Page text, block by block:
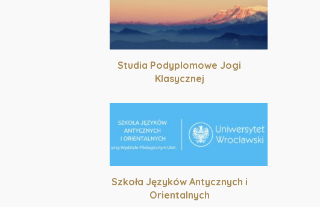
Studia Podyplomowe Jogi
Klasycznej
Szkoła Języków Antycznych i
Orientalnych